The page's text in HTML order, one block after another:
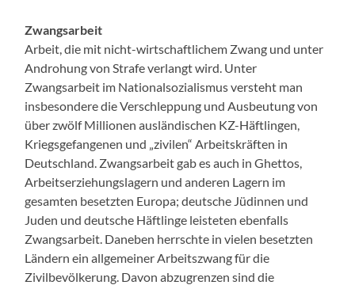
Zwangsarbeit
Arbeit, die mit nicht-wirtschaftlichem Zwang und unter
Androhung von Strafe verlangt wird. Unter
Zwangsarbeit im Nationalsozialismus versteht man
insbesondere die Verschleppung und Ausbeutung von
über zwölf Millionen ausländischen KZ-Häftlingen,
Kriegsgefangenen und „zivilen“ Arbeitskräften in
Deutschland. Zwangsarbeit gab es auch in Ghettos,
Arbeitserziehungslagern und anderen Lagern im
gesamten besetzten Europa; deutsche Jüdinnen und
Juden und deutsche Häftlinge leisteten ebenfalls
Zwangsarbeit. Daneben herrschte in vielen besetzten
Ländern ein allgemeiner Arbeitszwang für die
Zivilbevölkerung. Davon abzugrenzen sind die